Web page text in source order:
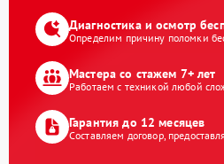
Диагностика и осмотр
Определим причину поломки
Мастера со стажем 7+ лет
Работаем с техникой любой
Гарантия до 12 месяцев
Составляем договор,